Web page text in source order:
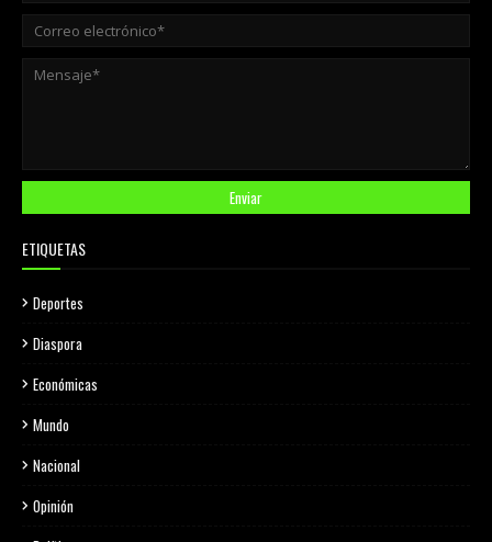
ETIQUETAS
Deportes
Diaspora
Económicas
Mundo
Nacional
Opinión